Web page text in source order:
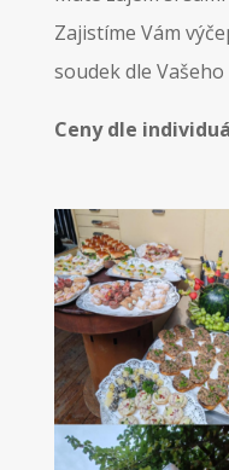
Zajistíme Vám
soudek dle
Ceny dle